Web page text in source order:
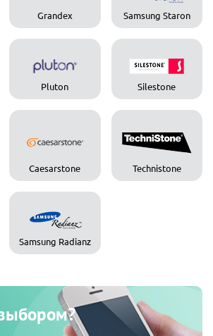
Grandex Samsung Staron
Pluton Silestone
Caesarstone Technistone
Samsung Radianz